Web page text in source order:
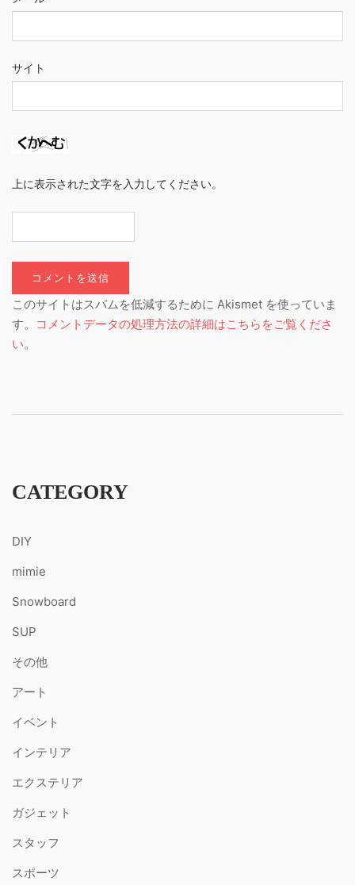
サイト
上に表示された文字を入力してください。
このサイトはスパムを低減するために Akismet を使っていま
す。
コメントデータの処理方法の詳細はこちらをご覧くださ
い。
CATEGORY
DIY
mimie
Snowboard
SUP
その他
アート
イベント
インテリア
エクステリア
ガジェット
スタッフ
スポーツ